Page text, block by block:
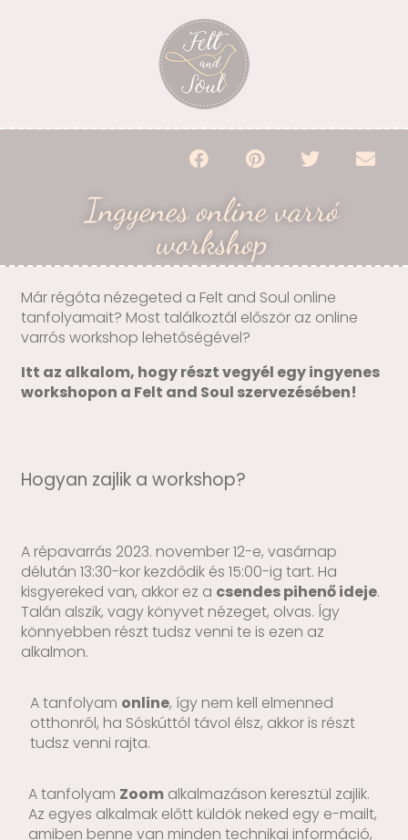
Ingyenes online varró
workshop
Már régóta nézegeted a Felt and Soul online
tanfolyamait? Most találkoztál először az online
varrós workshop lehetőségével?
Itt az alkalom, hogy részt vegyél egy ingyenes
workshopon a Felt and Soul szervezésében!
Hogyan zajlik a workshop?
A répavarrás 2023. november 12-e, vasárnap
délután 13:30-kor kezdődik és 15:00-ig tart. Ha
kisgyereked van, akkor ez a csendes pihenő ideje.
Talán alszik, vagy könyvet nézeget, olvas. Így
könnyebben részt tudsz venni te is ezen az
alkalmon.
A tanfolyam online, így nem kell elmenned
otthonról, ha Sóskúttól távol élsz, akkor is részt
tudsz venni rajta.
A tanfolyam Zoom alkalmazáson keresztül zajlik.
Az egyes alkalmak előtt küldök neked egy e-mailt,
amiben benne van minden technikai információ,